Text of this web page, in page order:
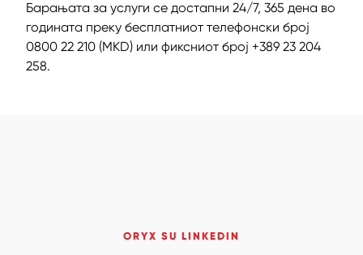
Барањата за услуги се достапни 24/7, 365 дена во
годината преку бесплатниот телефонски број
0800 22 210 (MKD) или фиксниот број +389 23 204
258.
ORYX SU LINKEDIN